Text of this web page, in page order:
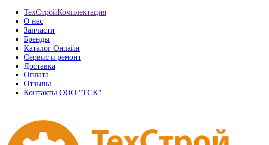
ТехСтройКомплектация
О нас
Запчасти
Бренды
Каталог Онлайн
Сервис и ремонт
Доставка
Оплата
Отзывы
Контакты ООО "ТСК"